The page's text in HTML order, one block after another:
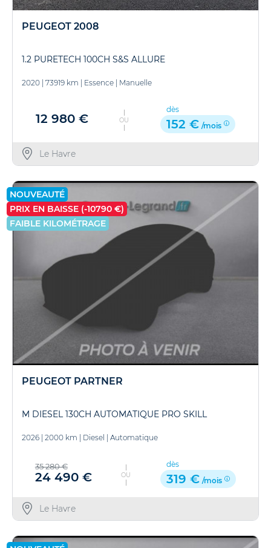
PEUGEOT 2008
1.2 PURETECH 100CH S&S ALLURE
2020 73919 km Essence Manuelle
12 980 € OU
dès
152 € /mois
Le Havre
NOUVEAUTÉ
PRIX EN BAISSE (-10790 €)
FAIBLE KILOMÉTRAGE
PEUGEOT PARTNER
M DIESEL 130CH AUTOMATIQUE PRO SKILL
2026 2000 km Diesel Automatique
35 280 €
24 490 € OU
dès
319 € /mois
Le Havre